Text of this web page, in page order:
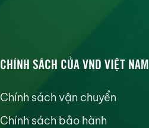
CHÍNH SÁCH CỦA VND VIỆT NAM
Chính sách vận chuyển
Chính sách bảo hành